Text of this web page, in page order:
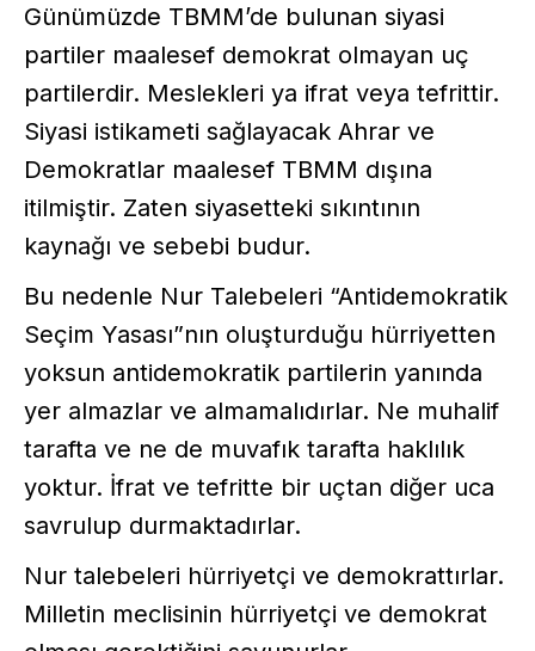
Günümüzde TBMM’de bulunan siyasi
partiler maalesef demokrat olmayan uç
partilerdir. Meslekleri ya ifrat veya tefrittir.
Siyasi istikameti sağlayacak Ahrar ve
Demokratlar maalesef TBMM dışına
itilmiştir. Zaten siyasetteki sıkıntının
kaynağı ve sebebi budur.
Bu nedenle Nur Talebeleri “Antidemokratik
Seçim Yasası”nın oluşturduğu hürriyetten
yoksun antidemokratik partilerin yanında
yer almazlar ve almamalıdırlar. Ne muhalif
tarafta ve ne de muvafık tarafta haklılık
yoktur. İfrat ve tefritte bir uçtan diğer uca
savrulup durmaktadırlar.
Nur talebeleri hürriyetçi ve demokrattırlar.
Milletin meclisinin hürriyetçi ve demokrat